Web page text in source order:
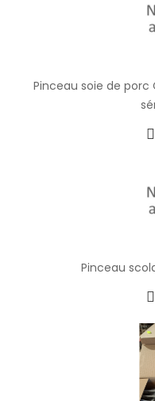
Pinceau soie de
Pinceau